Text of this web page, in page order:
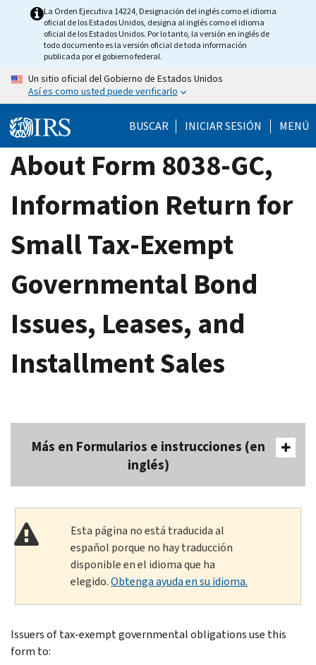
La Orden Ejecutiva 14224, Designación del inglés como el idioma
oficial de los Estados Unidos, designa al inglés como el idioma
oficial de los Estados Unidos. Por lo tanto, la versión en inglés de
todo documento es la versión oficial de toda información
publicada por el gobierno federal.
Un sitio oficial del Gobierno de Estados Unidos
Así es como usted puede verificarlo
BUSCAR INICIAR SESIÓN MENÚ
About Form 8038-GC,
Information Return for
Small Tax-Exempt
Governmental Bond
Issues, Leases, and
Installment Sales
Más en Formularios e instrucciones (en
inglés)
Esta página no está traducida al
español porque no hay traducción
disponible en el idioma que ha
elegido.Obtenga ayuda en su idioma.
Issuers of tax-exempt governmental obligations use this
form to: